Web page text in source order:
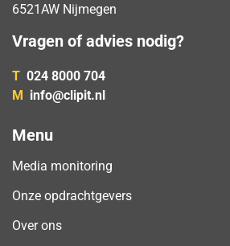
6521AW Nijmegen
Vragen of advies nodig?
T 024 8000 704
M info@clipit.nl
Menu
Media monitoring
Onze opdrachtgevers
Over ons